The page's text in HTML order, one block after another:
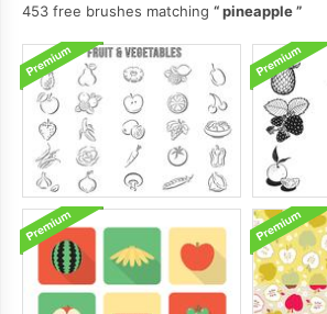
453 free brushes matching
pineapple